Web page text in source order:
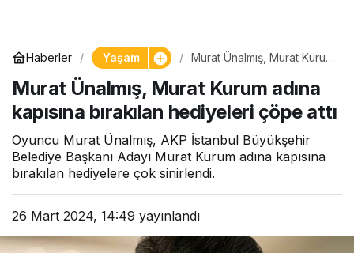
Haberler Yaşam
Murat Ünalmış, Murat Kurum
hediyeleri çöpe attı
Murat Ünalmış, Murat Kurum adına
kapısına bırakılan hediyeleri çöpe attı
Oyuncu Murat Ünalmış, AKP İstanbul Büyükşehir
Belediye Başkanı Adayı Murat Kurum adına kapısına
bırakılan hediyelere çok sinirlendi.
26 Mart 2024, 14:49 yayınlandı